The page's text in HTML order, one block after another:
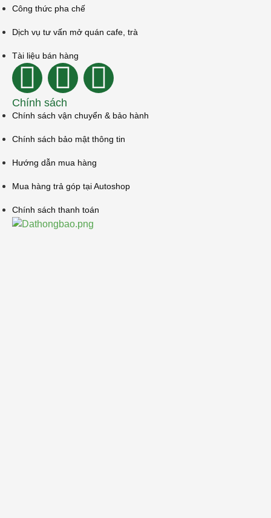
Công thức pha chế
Dịch vụ tư vấn mở quán cafe, trà
Tài liệu bán hàng
Chính sách
Chính sách vận chuyển & bảo hành
Chính sách bảo mật thông tin
Hướng dẫn mua hàng
Mua hàng trả góp tại Autoshop
Chính sách thanh toán